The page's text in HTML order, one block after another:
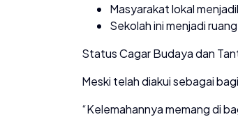
Masyarakat lokal
Sekolah ini menjadi
Status Cagar Budaya dan
Meski telah diakui sebagai
“Kelemahannya memang di